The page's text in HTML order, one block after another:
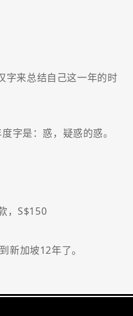
字来总结自己这一年的时
字是：惑，疑惑的惑。
，S$150
新加坡12年了。